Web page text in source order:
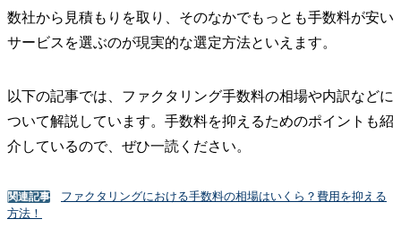
数社から見積もりを取り、そのなかでもっとも手数料が安い
サービスを選ぶのが現実的な選定方法といえます。
以下の記事では、ファクタリング手数料の相場や内訳などに
ついて解説しています。手数料を抑えるためのポイントも紹
介しているので、ぜひ一読ください。
関連記事
ファクタリングにおける手数料の相場はいくら？費用を抑える
方法！